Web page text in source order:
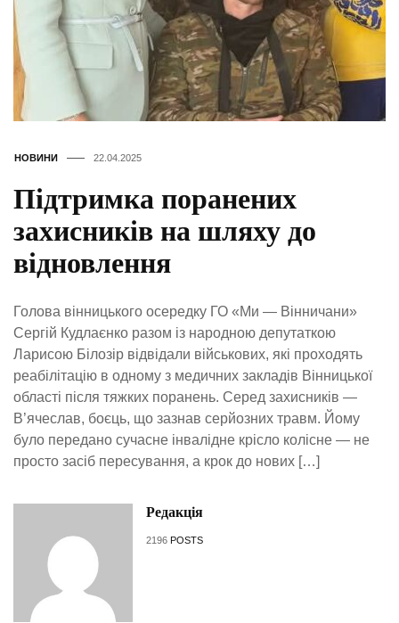
НОВИНИ 22.04.2025
Підтримка поранених
захисників на шляху до
відновлення
Голова вінницького осередку ГО «Ми — Вінничани»
Сергій Кудлаєнко разом із народною депутаткою
Ларисою Білозір відвідали військових, які проходять
реабілітацію в одному з медичних закладів Вінницької
області після тяжких поранень. Серед захисників —
В’ячеслав, боєць, що зазнав серйозних травм. Йому
було передано сучасне інвалідне крісло колісне — не
просто засіб пересування, а крок до нових […]
Редакція
2196 POSTS